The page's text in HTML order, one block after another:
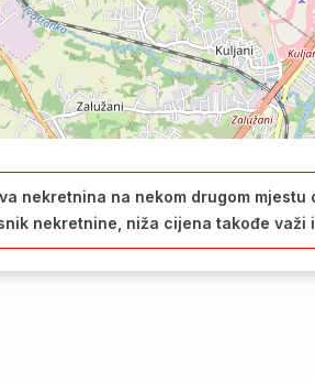
nekretnina na nekom drugom
nekretnine, niža cijena takođe važi